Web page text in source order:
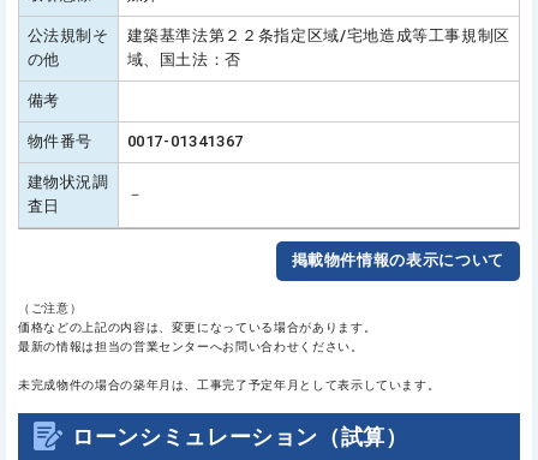
公法規制そ
の他
建築基準法第２２条指定区域/宅地造成等工事規制区
域、国土法：否
備考
物件番号 0017-01341367
建物状況調
査日
－
掲載物件情報の表示について
（ご注意）
価格などの上記の内容は、変更になっている場合があります。
最新の情報は担当の営業センターへお問い合わせください。
未完成物件の場合の築年月は、工事完了予定年月として表示しています。
ローンシミュレーション（試算）